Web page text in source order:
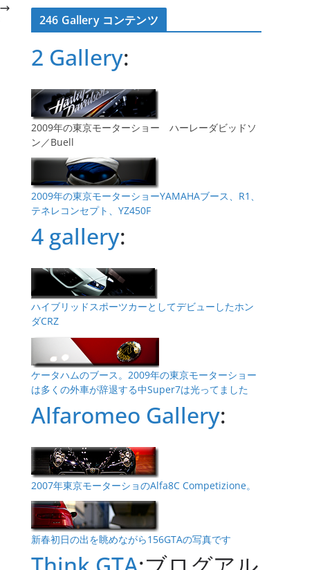
カ
イ246 Gallery コンテンツ
2 Gallery:
2009年の東京モーターショー ハーレーダビッドソ
ン／Buell
2009年の東京モーターショーYAMAHAブース、R1、
テネレコンセプト、YZ450F
4 gallery:
ハイブリッドスポーツカーとしてデビューしたホン
ダCRZ
ケータハムのブース。2009年の東京モーターショー
は多くの外車が辞退する中Super7は光ってました
Alfaromeo Gallery:
2007年東京モーターショのAlfa8C Competizione。
新春初日の出を眺めながら156GTAの写真です